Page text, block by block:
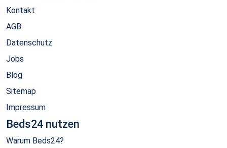
Kontakt
AGB
Datenschutz
Jobs
Blog
Sitemap
Impressum
Beds24 nutzen
Warum Beds24?